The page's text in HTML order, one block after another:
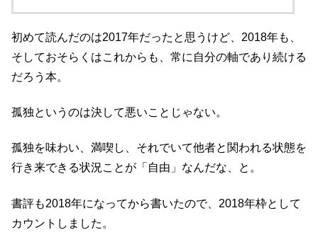
初めて読んだのは2017年だったと思うけど、2018年も、
そしておそらくはこれからも、常に自分の軸であり続ける
だろう本。
孤独というのは決して悪いことじゃない。
孤独を味わい、満喫し、それでいて他者と関われる状態を
行き来できる状況ことが「自由」なんだな、と。
書評も2018年になってから書いたので、2018年枠として
カウントしました。